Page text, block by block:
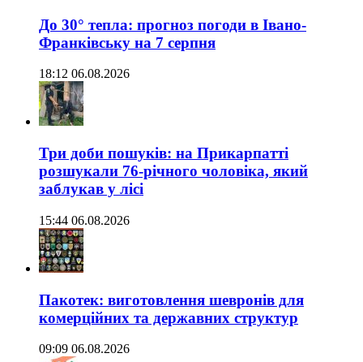
До 30° тепла: прогноз погоди в Івано-
Франківську на 7 серпня
18:12 06.08.2026
Три доби пошуків: на Прикарпатті
розшукали 76-річного чоловіка, який
заблукав у лісі
15:44 06.08.2026
Пакотек: виготовлення шевронів для
комерційних та державних структур
09:09 06.08.2026